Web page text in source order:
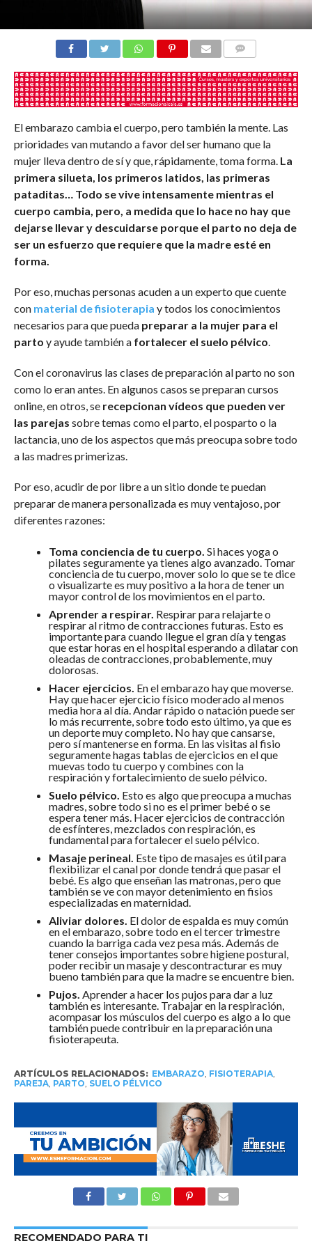
El embarazo cambia el cuerpo, pero también la mente. Las
prioridades van mutando a favor del ser humano que la
mujer lleva dentro de sí y que, rápidamente, toma forma. La
primera silueta, los primeros latidos, las primeras
pataditas… Todo se vive intensamente mientras el
cuerpo cambia, pero, a medida que lo hace no hay que
dejarse llevar y descuidarse porque el parto no deja de
ser un esfuerzo que requiere que la madre esté en
forma.
Por eso, muchas personas acuden a un experto que cuente
con material de fisioterapia y todos los conocimientos
necesarios para que pueda preparar a la mujer para el
parto y ayude también a fortalecer el suelo pélvico
Con el coronavirus las clases de preparación al parto no son
como lo eran antes. En algunos casos se preparan cursos
online, en otros, se recepcionan vídeos que pueden ver
las parejas sobre temas como el parto, el posparto o la
lactancia, uno de los aspectos que más preocupa sobre todo
a las madres primerizas.
Por eso, acudir de por libre a un sitio donde te puedan
preparar de manera personalizada es muy ventajoso, por
diferentes razones:
Toma conciencia de tu cuerpo. Si haces yoga o
pilates seguramente ya tienes algo avanzado. Tomar
conciencia de tu cuerpo, mover solo lo que se te dice
o visualizarte es muy positivo a la hora de tener un
mayor control de los movimientos en el parto.
Aprender a respirar. Respirar para relajarte o
respirar al ritmo de contracciones futuras. Esto es
importante para cuando llegue el gran día y tengas
que estar horas en el hospital esperando a dilatar con
oleadas de contracciones, probablemente, muy
dolorosas.
Hacer ejercicios. En el embarazo hay que moverse.
Hay que hacer ejercicio físico moderado al menos
media hora al día. Andar rápido o natación puede ser
lo más recurrente, sobre todo esto último, ya que es
un deporte muy completo. No hay que cansarse,
pero sí mantenerse en forma. En las visitas al fisio
seguramente hagas tablas de ejercicios en el que
muevas todo tu cuerpo y combines con la
respiración y fortalecimiento de suelo pélvico.
Suelo pélvico. Esto es algo que preocupa a muchas
madres, sobre todo si no es el primer bebé o se
espera tener más. Hacer ejercicios de contracción
de esfínteres, mezclados con respiración, es
fundamental para fortalecer el suelo pélvico.
Masaje perineal. Este tipo de masajes es útil para
flexibilizar el canal por donde tendrá que pasar el
bebé. Es algo que enseñan las matronas, pero que
también se ve con mayor detenimiento en fisios
especializadas en maternidad.
Aliviar dolores. El dolor de espalda es muy común
en el embarazo, sobre todo en el tercer trimestre
cuando la barriga cada vez pesa más. Además de
tener consejos importantes sobre higiene postural,
poder recibir un masaje y descontracturar es muy
bueno también para que la madre se encuentre bien.
Pujos. Aprender a hacer los pujos para dar a luz
también es interesante. Trabajar en la respiración,
acompasar los músculos del cuerpo es algo a lo que
también puede contribuir en la preparación una
fisioterapeuta.
ARTÍCULOS RELACIONADOS: EMBARAZO FISIOTERAPIA,
PAREJA, PARTO SUELO PÉLVICO
RECOMENDADO PARA TI